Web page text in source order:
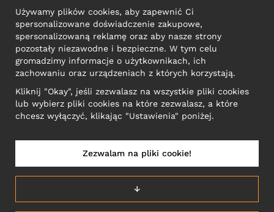
MEDIA SPOŁECZNOŚCIOWE
ADRES KONTAKTOWY
Narva mnt 5, EE-10117 Tallinn
Reg: 12356245
POLSKA/POLSKI
Używamy plików cookies, aby zapewnić Ci
spersonalizowane doświadczenie zakupowe,
spersonalizowaną reklamę oraz aby nasze strony
pozostały niezawodne i bezpieczne. W tym celu
gromadzimy informacje o użytkownikach, ich
zachowaniu oraz urządzeniach z których korzystają.
Kliknij "Okay", jeśli zezwalasz na wszystkie pliki cookies
lub wybierz pliki cookies na które zezwalasz, a które
chcesz wyłączyć, klikając "Ustawienia" poniżej.
↓
Zezwalam na pliki cookie!